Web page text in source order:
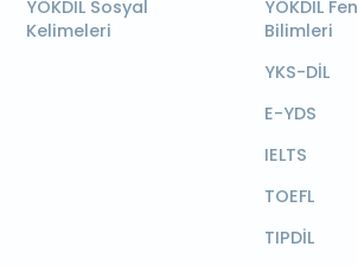
YÖKDİL Sosyal
Kelimeleri
YÖKDİL Fen
Bilimleri
YKS-DİL
E-YDS
IELTS
TOEFL
TIPDİL